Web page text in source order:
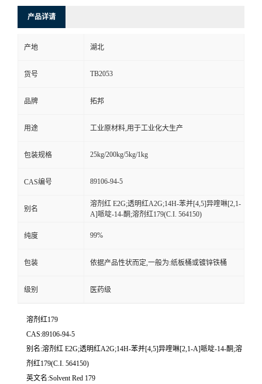
产品详请
产地 湖北
货号 TB2053
品牌 拓邦
用途 工业原材料,用于工业化大生产
包装规格 25kg/200kg/5kg/1kg
CAS编号 89106-94-5
别名
溶剂红 E2G;透明红A2G;14H-苯并[4,5]异喹啉[2,1-
A]哌啶-14-酮;溶剂红179(C.I. 564150)
纯度 99%
包装 依据产品性状而定,一般为:纸板桶或镀锌铁桶
级别 医药级
溶剂红179
CAS:89106-94-5
别名:溶剂红 E2G;透明红A2G;14H-苯并[4,5]异喹啉[2,1-A]哌啶-14-酮;溶
剂红179(C.I. 564150)
英文名:Solvent Red 179